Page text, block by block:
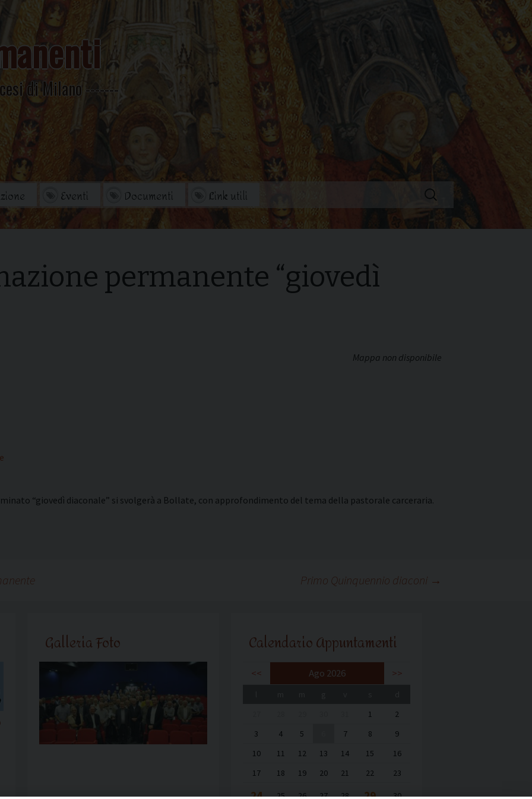
di Milano
Eventi
Documenti
Archivio Storico
Convegni Regionali
Link utili
Ricerca
per:
permanente “giovedì
Mappa non disponibile
“giovedì diaconale” si svolgerà a Bollate, con approfondimento del tema della pastorale carceraria.
Primo Quinquennio diaconi →
Galleria Foto Calendario Appuntamenti
<< Ago 2026 >>
1
2
3
4 5 7 8
9
10
11 12 13 14 15
16
17
18 19 20 21 22 23
24 25 26 27 28 29 30